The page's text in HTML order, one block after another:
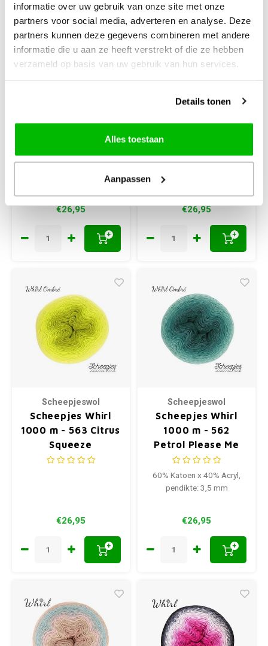
informatie over uw gebruik van onze site met onze
partners voor social media, adverteren en analyse. Deze
partners kunnen deze gegevens combineren met andere
informatie die u aan ze heeft verstrekt of die ze hebben
verzameld op basis van uw gebruik van hun services.
Details tonen
Alles toestaan
Aanpassen
Salted Caramel
60% Katoen x 40% Acryl,
€26,95
+
Scheepjes Whirl
60% Katoen x 40% Acryl,
pendikte: 3,5 mm
€26,95
+
Scheepjeswol
Scheepjes Whirl
1000 m - 563 Citrus
Squeeze
€26,95
+
Scheepjeswol
Scheepjes Whirl
1000 m - 562
Petrol Please Me
60% Katoen x 40% Acryl,
pendikte: 3,5 mm
€26,95
+